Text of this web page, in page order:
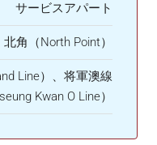
サービスアパート
北角（North Point）
Line）、将軍澳線
Kwan O Line）